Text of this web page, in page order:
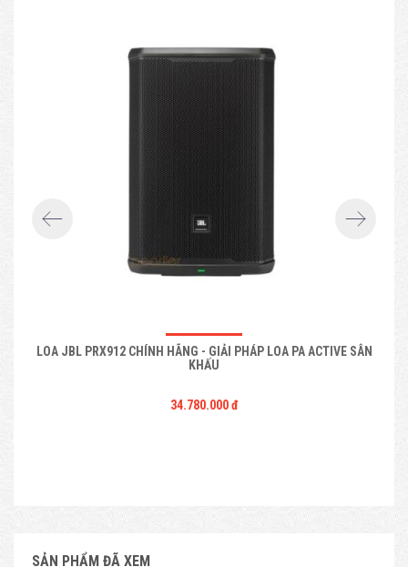
LOA JBL PRX912 CHÍNH HÃNG - GIẢI PHÁP LOA PA ACTIVE SÂN
KHẤU
34.780.000 đ
SẢN PHẨM ĐÃ XEM